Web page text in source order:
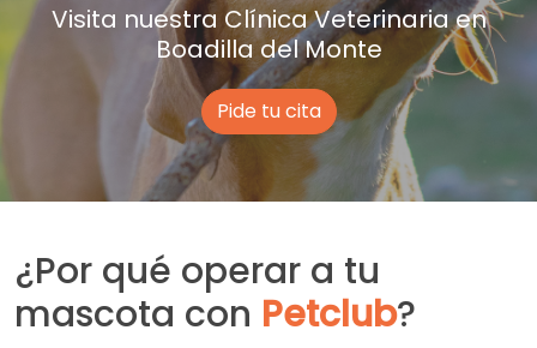
Visita nuestra Clínica Veterinaria en
Boadilla del Monte
Pide tu cita
¿Por qué operar a tu
mascota con Petclub?